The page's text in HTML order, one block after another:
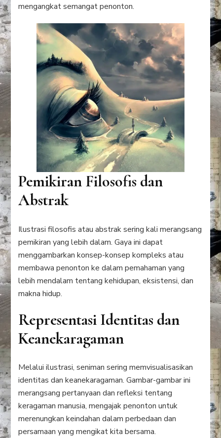
mengangkat semangat penonton.
Pemikiran Filosofis dan
Abstrak
Ilustrasi filosofis atau abstrak sering kali merangsang
pemikiran yang lebih dalam. Gaya ini dapat
menggambarkan konsep-konsep kompleks atau
membawa penonton ke dalam pemahaman yang
lebih mendalam tentang kehidupan, eksistensi, dan
makna hidup.
Representasi Identitas dan
Keanekaragaman
Melalui ilustrasi, seniman sering memvisualisasikan
identitas dan keanekaragaman. Gambar-gambar ini
merangsang pertanyaan dan refleksi tentang
keragaman manusia, mengajak penonton untuk
merenungkan keindahan dalam perbedaan dan
persamaan yang mengikat kita bersama.